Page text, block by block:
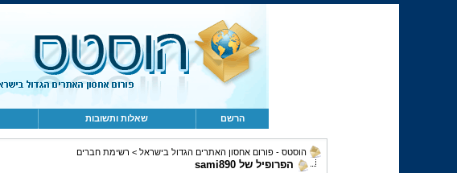
הרשם שאלות ותשובות
הוסטס - פורום אחסון האתרים הגדול בישראל > רשימת חברים
הפרופיל של sami890